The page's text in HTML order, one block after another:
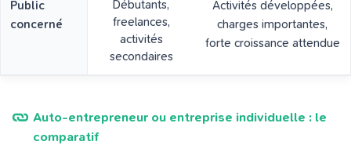
Public
concerné
Débutants,
freelances,
activités
secondaires
Activités développées,
charges importantes,
forte croissance attendue
Auto-entrepreneur ou entreprise individuelle : le
comparatif